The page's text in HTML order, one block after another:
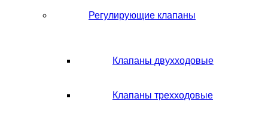
Регулирующие клапаны
Клапаны двухходовые
Клапаны трехходовые